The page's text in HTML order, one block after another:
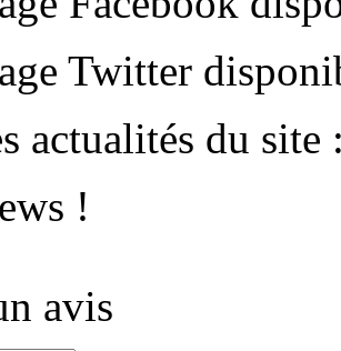
Twitter
actualités du site
!
avis